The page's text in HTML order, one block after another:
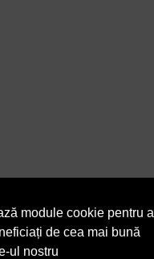
module cookie pentru a
de cea mai bună
ul nostru